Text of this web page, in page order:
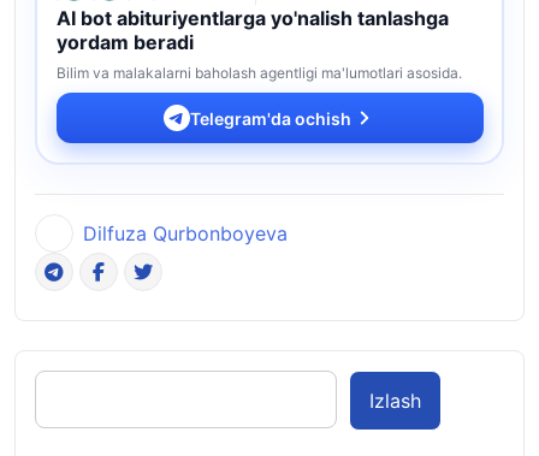
AI bot abituriyentlarga yo'nalish tanlashga
yordam beradi
Bilim va malakalarni baholash agentligi ma'lumotlari asosida.
Telegram'da ochish
Dilfuza Qurbonboyeva
Izlash